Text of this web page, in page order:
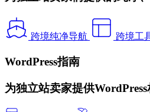
跨境纯净导航 跨境工
WordPress指南
为独立站卖家提供